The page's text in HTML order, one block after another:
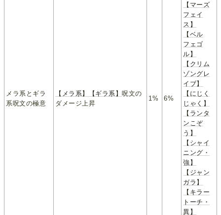
メラ系とギラ
系呪文の極意
【メラ系】 【ギラ系】呪文の
ダメージ上昇
1% 6%
【マーズ
フェイ
ス】
【ベル
フェゴ
ル】
【クリム
ゾングレ
イブ】
【にじく
じゃく】
【ランタ
ンこぞ
う】
【シャイ
ニング・
強】
【ジャン
ガラ】
【キラー
トーチ・
異】